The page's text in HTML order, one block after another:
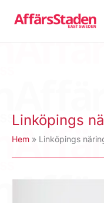
Linköpings
Hem Linköpings